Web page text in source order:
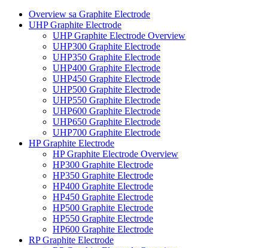
Overview sa Graphite Electrode
UHP Graphite Electrode
UHP Graphite Electrode Overview
UHP300 Graphite Electrode
UHP350 Graphite Electrode
UHP400 Graphite Electrode
UHP450 Graphite Electrode
UHP500 Graphite Electrode
UHP550 Graphite Electrode
UHP600 Graphite Electrode
UHP650 Graphite Electrode
UHP700 Graphite Electrode
HP Graphite Electrode
HP Graphite Electrode Overview
HP300 Graphite Electrode
HP350 Graphite Electrode
HP400 Graphite Electrode
HP450 Graphite Electrode
HP500 Graphite Electrode
HP550 Graphite Electrode
HP600 Graphite Electrode
RP Graphite Electrode